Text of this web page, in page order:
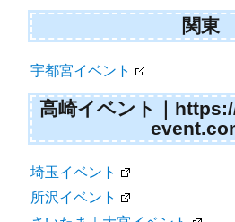
関東
宇都宮イベント
高崎イベント｜
埼玉イベント
所沢イベント